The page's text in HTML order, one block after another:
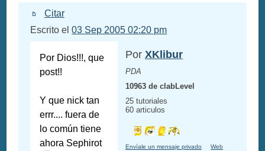
Citar
Escrito el03 Sep 2005 02:20 pm
Por Dios!!!, que
post!!
Y que nick tan
errr.... fuera de
lo común tiene
ahora Sephirot
Por XKlibur
PDA
10963 de clabLevel
25 tutoriales
60 articulos
Envíale un mensaje privado Web